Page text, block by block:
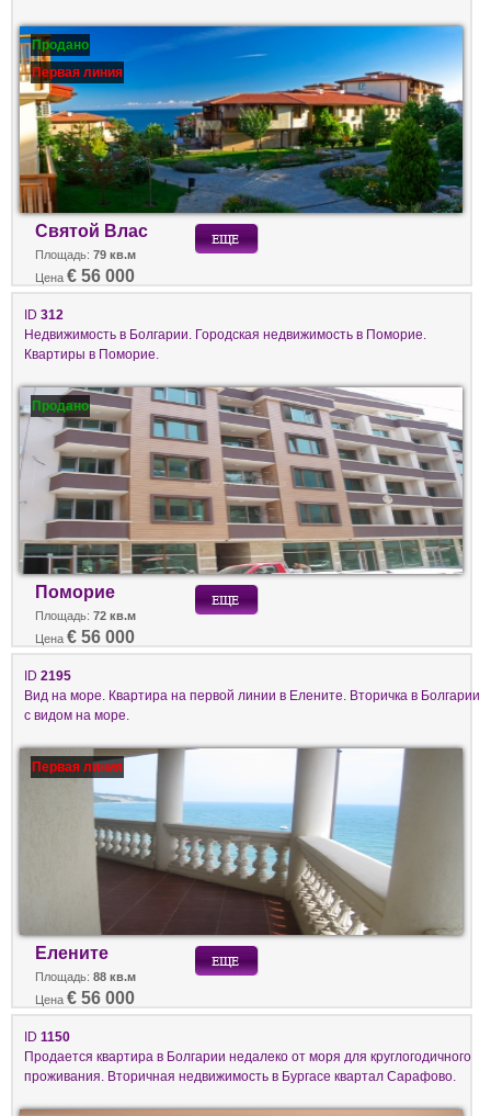
Продано
Первая линия
Святой Влас
Площадь: 79 кв.м
Цена € 56 000
ID 312
Недвижимость в Болгарии. Городская недвижимость в Поморие.
Квартиры в Поморие.
Продано
Поморие
Площадь: 72 кв.м
Цена € 56 000
ID 2195
Вид на море. Квартира на первой линии в Елените. Вторичка в Болгарии
с видом на море.
Первая линия
Елените
Площадь: 88 кв.м
Цена € 56 000
ID 1150
Продается квартира в Болгарии недалеко от моря для круглогодичного
проживания. Вторичная недвижимость в Бургасе квартал Сарафово.